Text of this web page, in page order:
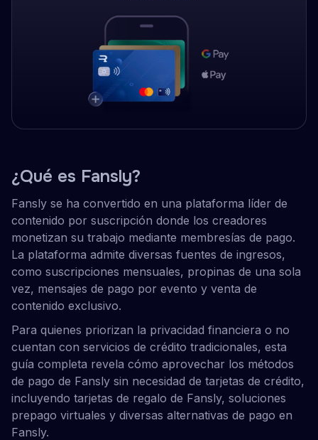
¿Qué es Fansly?
Fansly se ha convertido en una plataforma líder de
contenido por suscripción donde los creadores
monetizan su trabajo mediante membresías de pago.
La plataforma admite diversas fuentes de ingresos,
como suscripciones mensuales, propinas de una sola
vez, mensajes de pago por evento y venta de
contenido exclusivo.
Para quienes priorizan la privacidad financiera o no
cuentan con servicios de crédito tradicionales, esta
guía completa revela cómo aprovechar los métodos
de pago de Fansly sin necesidad de tarjetas de crédito,
incluyendo tarjetas de regalo de Fansly, soluciones
prepago virtuales y diversas alternativas de pago en
Fansly.